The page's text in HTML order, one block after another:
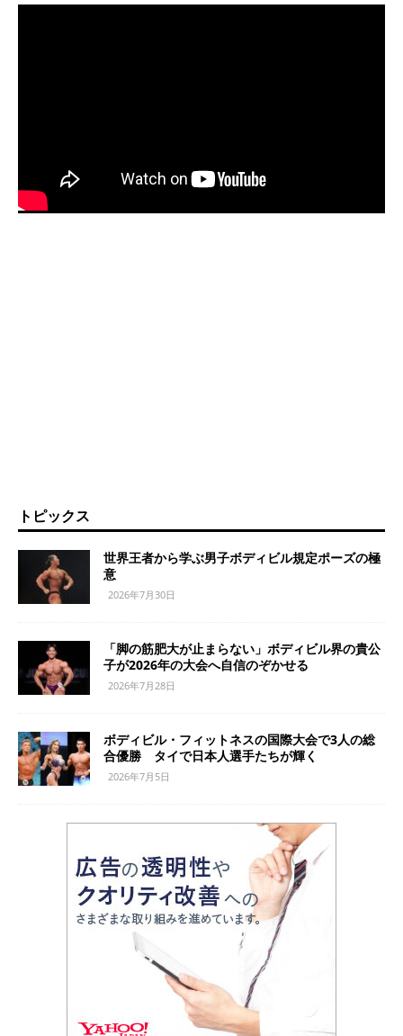
トピックス
世界王者から学ぶ男子ボディビル規定ポーズの極
意
2026年7月30日
「脚の筋肥大が止まらない」ボディビル界の貴公
子が2026年の大会へ自信のぞかせる
2026年7月28日
ボディビル・フィットネスの国際大会で3人の総
合優勝 タイで日本人選手たちが輝く
2026年7月5日